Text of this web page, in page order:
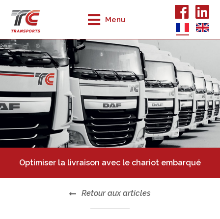
Menu
Optimiser la livraison avec le chariot embarqué
Retour aux articles